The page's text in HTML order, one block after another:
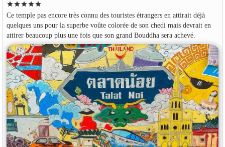
starstarstarstarstar
Ce temple pas encore très connu des touristes étrangers en attirait déjà
quelques uns pour la superbe voûte colorée de son chedi mais devrait en
attirer beaucoup plus une fois que son grand Bouddha sera achevé.